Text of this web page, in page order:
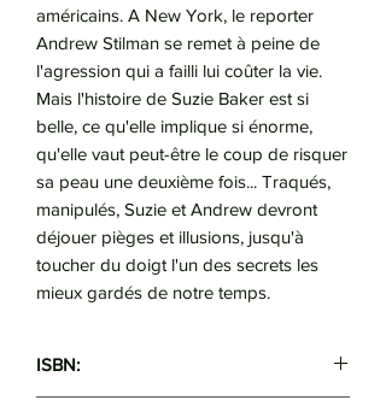
américains. A New York, le reporter
Andrew Stilman se remet à peine de
l'agression qui a failli lui coûter la vie.
Mais l'histoire de Suzie Baker est si
belle, ce qu'elle implique si énorme,
qu'elle vaut peut-être le coup de risquer
sa peau une deuxième fois... Traqués,
manipulés, Suzie et Andrew devront
déjouer pièges et illusions, jusqu'à
toucher du doigt l'un des secrets les
mieux gardés de notre temps.
ISBN: